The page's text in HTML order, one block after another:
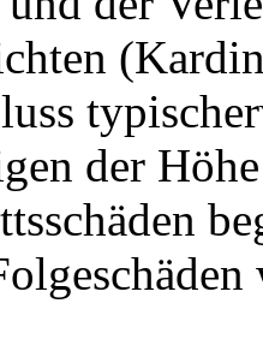
der